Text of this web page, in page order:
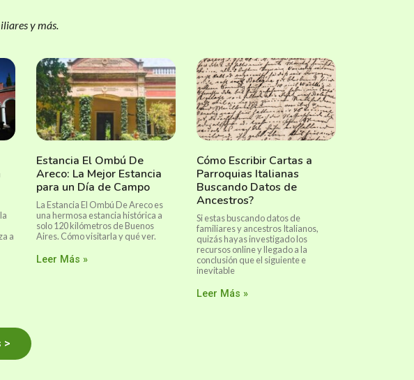
y más.
a
Estancia El Ombú De
Areco: La Mejor Estancia
para un Día de Campo
La Estancia El Ombú De Areco es
una hermosa estancia histórica a
solo 120 kilómetros de Buenos
Aires. Cómo visitarla y qué ver.
Leer Más »
Cómo Escribir Cartas a
Parroquias Italianas
Buscando Datos de
Ancestros?
Si estas buscando datos de
familiares y ancestros Italianos,
quizás hayas investigado los
recursos online y llegado a la
conclusión que el siguiente e
inevitable
Leer Más »
>